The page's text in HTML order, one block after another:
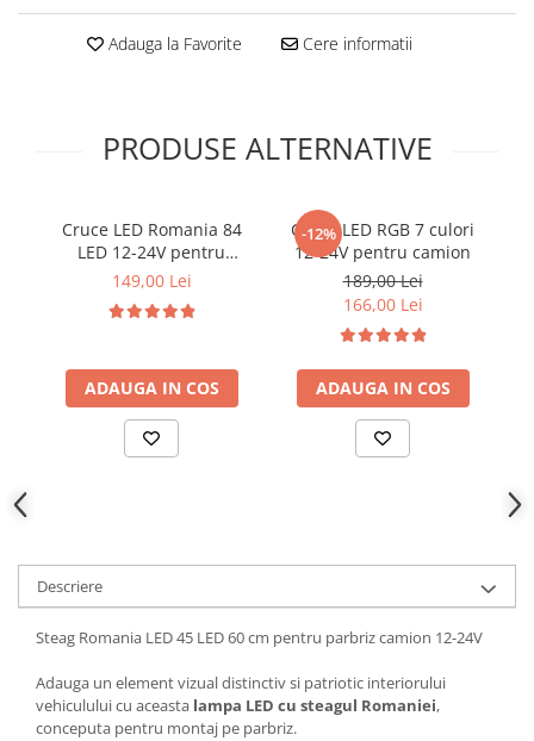
Odorizante Auto
Oglinda Retrovizoare
Ornamente Protectie Portiera
Ornamente Toba Auto
Parasolare Auto
Plasa elastica & Organizator Auto
Scrumiere Auto
Stergatoare Parbriz
Suport Auto Ochelari
Suporti Numar Inmatriculare
Suporti Telefon Auto
Tetiera Auto
COVORASE AUTO
Covorase AUDI
Covorase BMW
Adauga la Favorite Cere informatii
PRODUSE ALTERNATIVE
Cruce LED Romania 84
LED 12-24V pentru
parbriz camion
149,00 Lei
ADAUGA IN COS
-12%
Cruce LED RGB 7 culori
12-24V pentru camion
189,00 Lei
166,00 Lei
ADAUGA IN COS
Descriere
Steag Romania LED 45 LED 60 cm pentru parbriz camion 12-24V
Adauga un element vizual distinctiv si patriotic interiorului
vehiculului cu aceasta lampa LED cu steagul Romaniei,
conceputa pentru montaj pe parbriz.